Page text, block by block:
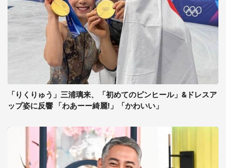
「りくりゅう」三浦璃来、「初めてのピンヒール」&ドレスア
ップ姿に反響 「わあーー綺麗!」「かわいい」